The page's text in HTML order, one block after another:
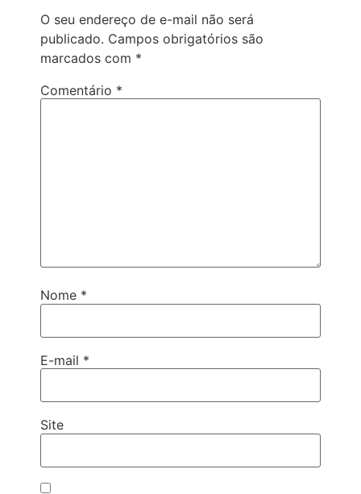
O seu endereço de e-mail não será
publicado. Campos obrigatórios são
marcados com *
Comentário *
Nome *
E-mail *
Site